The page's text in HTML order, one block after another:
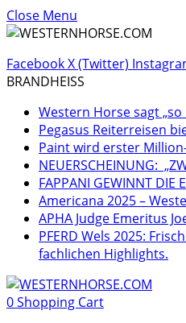
Close Menu
FacebookX (Twitter)
BRANDHEISS
Western Horse sagt
Pegasus Reiterreisen
Paint wird erster
NEUERSCHEINUNG:
FAPPANI GEWINNT DIE
Americana 2025 –
APHA Judge Emeritus
PFERD Wels 2025:
fachlichen Highlights.
0Shopping Cart